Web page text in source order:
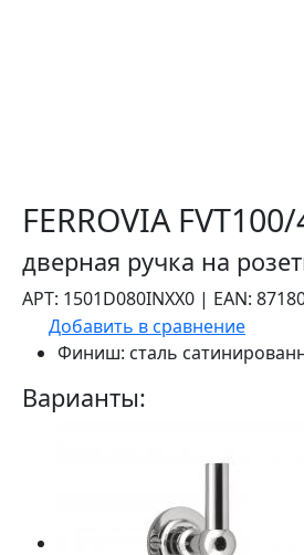
FERROVIA
дверная ручка на
АРТ: 1501D080INXX0 | EAN:
Добавить в сравнение
Финиш: сталь
Варианты: